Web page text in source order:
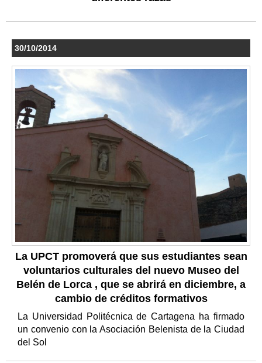
30/10/2014
La UPCT promoverá que sus estudiantes sean
voluntarios culturales del nuevo Museo del
Belén de Lorca , que se abrirá en diciembre, a
cambio de créditos formativos
La Universidad Politécnica de Cartagena ha firmado
un convenio con la Asociación Belenista de la Ciudad
del Sol